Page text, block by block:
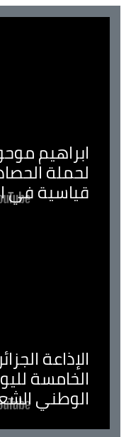
ابراهيم
لحملة
قياسية في
الإذاعة
الخامسة
الوطني